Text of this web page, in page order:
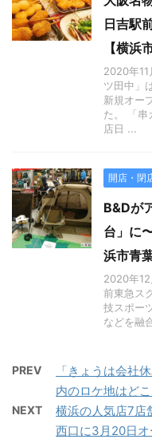
日吉駅
【横浜
2020年11
ツ田中」
新規オー
た。 「
店日 ...
開店・閉
B&Dが
台」に
浜市青
2020年
前東急ス
技スポー
などを融
PREV
「きょうは会社
内のロケ地はど
NEXT
横浜の人気店7店
西口に3月20日オ